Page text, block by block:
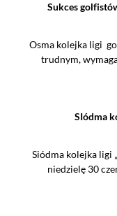
Sukces
Osma kolejka ligi
trudnym,
SIódma
Siódma kolejka ligi
niedzielę 30